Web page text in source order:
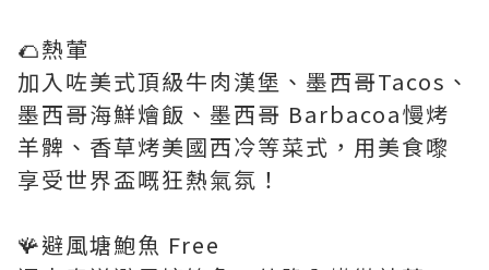
🌮熱葷
加入咗美式頂級牛肉漢堡、墨西哥Tacos、
墨西哥海鮮燴飯、墨西哥 Barbacoa慢烤
羊髀、香草烤美國西冷等菜式，用美食嚟
享受世界盃嘅狂熱氣氛！
🪸避風塘鮑魚 Free